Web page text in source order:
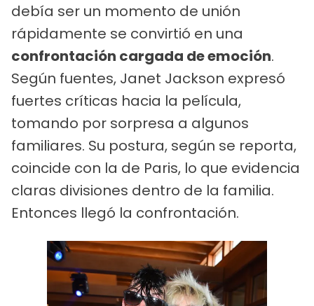
debía ser un momento de unión
rápidamente se convirtió en una
confrontación cargada de emoción.
Según fuentes, Janet Jackson expresó
fuertes críticas hacia la película,
tomando por sorpresa a algunos
familiares. Su postura, según se reporta,
coincide con la de Paris, lo que evidencia
claras divisiones dentro de la familia.
Entonces llegó la confrontación.